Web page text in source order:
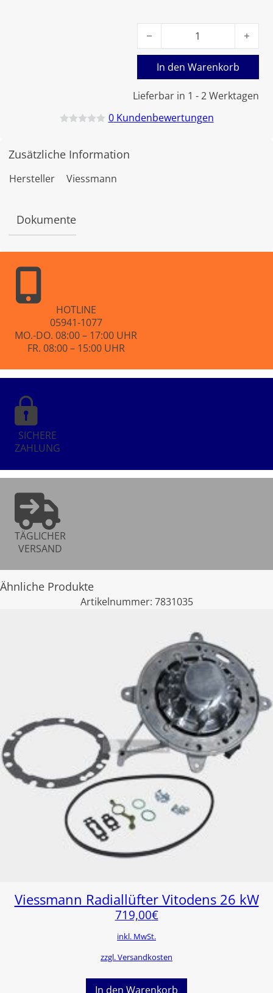
Lieferbar in 1 - 2 Werktagen
Viessmann Codierstecker
In den Warenkorb
e
t
v
0Kundenbewertungen
Zusätzliche Information
Hersteller Viessmann
Dokumente
HOTLINE
05941-1077
MO.-DO. 08:00 – 17:00 UHR
FR. 08:00 – 15:00 UHR
SICHERE
ZAHLUNG
TÄGLICHER
VERSAND
Ähnliche Produkte
Artikelnummer: 7831035
Viessmann Radiallüfter Vitodens 26 kW
719,00€
inkl. MwSt.
zzgl. Versandkosten
In den Warenkorb